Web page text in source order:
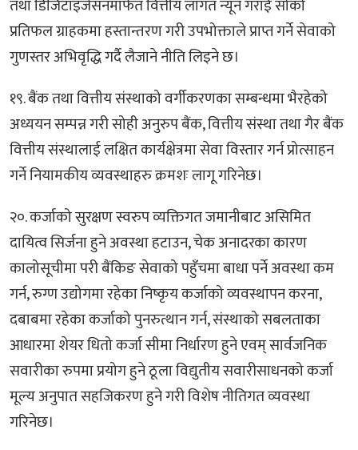
तथा डिजिटाइजेसनमार्फत वित्तीय लागत न्यून गराई सोको
प्रतिफल ग्राहकमा हस्तान्तरण गरी उपभोक्ताले प्राप्त गर्ने सेवाको
गुणस्तर अभिवृद्धि गर्दै लैजाने नीति लिइने छ।
१९. बैंक तथा वित्तीय संस्थाको वर्गीकरणका सम्बन्धमा भैरहेको
अध्ययन सम्पन्न गरी सोही अनुरुप बैंक, वित्तीय संस्था तथा गैर बैंक
वित्तीय संस्थालाई लक्षित कार्यक्षेत्रमा सेवा विस्तार गर्न प्रोत्साहन
गर्ने नियामकीय व्यवस्थाहरु क्रमशः लागू गरिनेछ।
२०. कर्जाको सुरक्षण स्वरुप व्यक्तिगत जमानीबाट असिमित
दायित्व सिर्जना हुने अवस्था हटाउन, चेक अनादरका कारण
कालोसूचीमा परी बैंकिङ सेवाको पहुँचमा बाधा पर्ने अवस्था कम
गर्न, रुग्ण उद्योगमा रहेका निष्कृय कर्जाको व्यवस्थापन करना,
दबाबमा रहेका कर्जाको पुनरुत्थान गर्न, संस्थाको सबलताका
आधारमा शेयर धितो कर्जा सीमा निर्धारण हुने एवम् सार्वजनिक
सवारीका रुपमा प्रयोग हुने ठूला विद्युतीय सवारीसाधनको कर्जा
मूल्य अनुपात सहजिकरण हुने गरी विशेष नीतिगत व्यवस्था
गरिनेछ।